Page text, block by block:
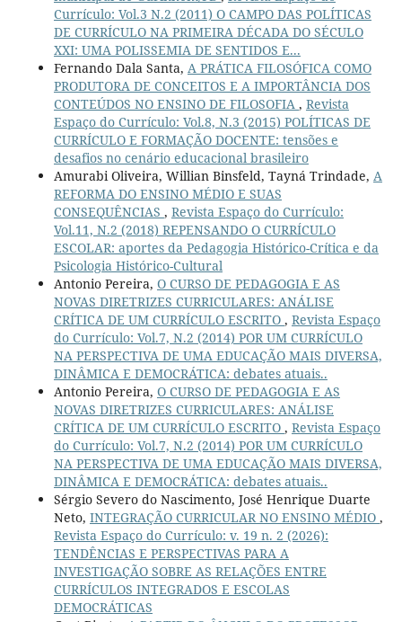
Currículo: Vol.3 N.2 (2011) O CAMPO DAS POLÍTICAS
DE CURRÍCULO NA PRIMEIRA DÉCADA DO SÉCULO
XXI: UMA POLISSEMIA DE SENTIDOS E...
Fernando Dala Santa, A PRÁTICA FILOSÓFICA COMO
PRODUTORA DE CONCEITOS E A IMPORTÂNCIA DOS
CONTEÚDOS NO ENSINO DE FILOSOFIA , Revista
Espaço do Currículo: Vol.8, N.3 (2015) POLÍTICAS DE
CURRÍCULO E FORMAÇÃO DOCENTE: tensões e
desafios no cenário educacional brasileiro
Amurabi Oliveira, Willian Binsfeld, Tayná Trindade, A
REFORMA DO ENSINO MÉDIO E SUAS
CONSEQUÊNCIAS , Revista Espaço do Currículo:
Vol.11, N.2 (2018) REPENSANDO O CURRÍCULO
ESCOLAR: aportes da Pedagogia Histórico-Crítica e da
Psicologia Histórico-Cultural
Antonio Pereira, O CURSO DE PEDAGOGIA E AS
NOVAS DIRETRIZES CURRICULARES: ANÁLISE
CRÍTICA DE UM CURRÍCULO ESCRITO , Revista Espaço
do Currículo: Vol.7, N.2 (2014) POR UM CURRÍCULO
NA PERSPECTIVA DE UMA EDUCAÇÃO MAIS DIVERSA,
DINÂMICA E DEMOCRÁTICA: debates atuais..
Antonio Pereira, O CURSO DE PEDAGOGIA E AS
NOVAS DIRETRIZES CURRICULARES: ANÁLISE
CRÍTICA DE UM CURRÍCULO ESCRITO , Revista Espaço
do Currículo: Vol.7, N.2 (2014) POR UM CURRÍCULO
NA PERSPECTIVA DE UMA EDUCAÇÃO MAIS DIVERSA,
DINÂMICA E DEMOCRÁTICA: debates atuais..
Sérgio Severo do Nascimento, José Henrique Duarte
Neto, INTEGRAÇÃO CURRICULAR NO ENSINO MÉDIO ,
Revista Espaço do Currículo: v. 19 n. 2 (2026):
TENDÊNCIAS E PERSPECTIVAS PARA A
INVESTIGAÇÃO SOBRE AS RELAÇÕES ENTRE
CURRÍCULOS INTEGRADOS E ESCOLAS
DEMOCRÁTICAS